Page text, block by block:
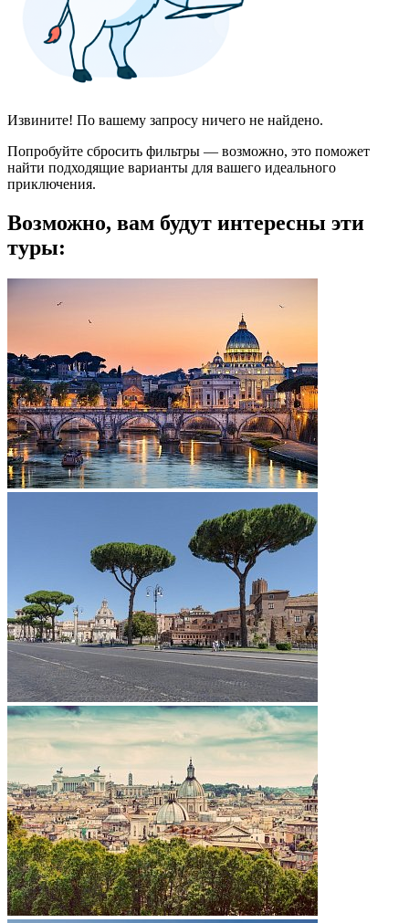
Извините! По вашему запросу ничего не найдено.
Попробуйте сбросить фильтры — возможно, это поможет
найти подходящие варианты для вашего идеального
приключения.
Возможно, вам будут интересны эти
туры: